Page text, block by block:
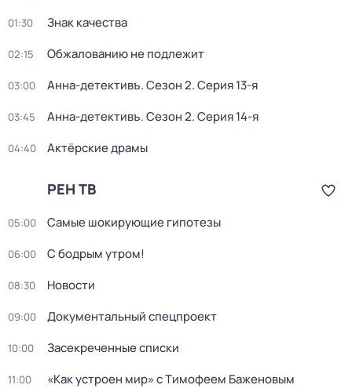
01:30 Знак качества
02:15 Обжалованию не подлежит
03:00 Анна-детективъ. Сезон 2. Серия 13-я
03:45 Анна-детективъ. Сезон 2. Серия 14-я
04:40 Актёрские драмы
РЕН ТВ
05:00 Самые шoкиpующие гипотезы
06:00 С бодрым утром!
08:30 Новости
09:00 Документальный спецпроект
10:00 Заcекрeченные списки
11:00 «Как устроен мир» с Тимофеем Баженовым